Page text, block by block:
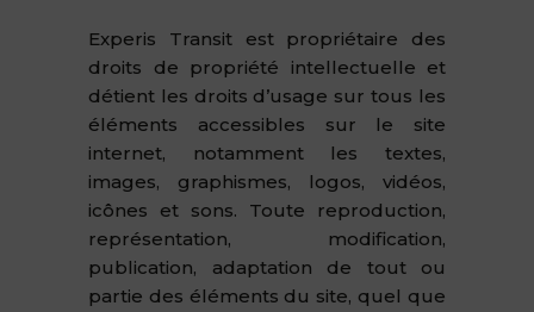
Experis Transit est propriétaire des
droits de propriété intellectuelle et
détient les droits d’usage sur tous les
éléments accessibles sur le site
internet, notamment les textes,
images, graphismes, logos, vidéos,
icônes et sons. Toute reproduction,
représentation, modification,
publication, adaptation de tout ou
partie des éléments du site, quel que